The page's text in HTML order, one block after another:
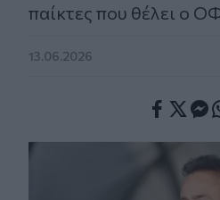
παίκτες που θέλει ο
13.06.2026